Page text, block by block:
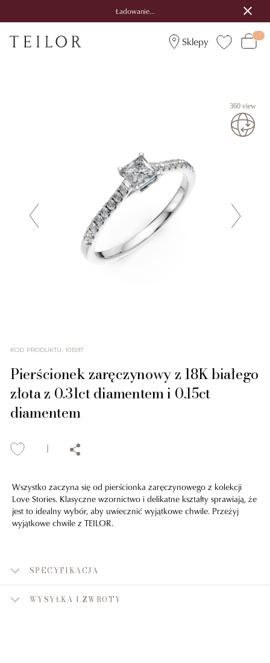
Ładowanie...
Sklepy
360 view
KOD PRODUKTU: 101597
Pierścionek zaręczynowy z 18K białego
złota z 0.31ct diamentem i 0.15ct
diamentem
Wszystko zaczyna się od pierścionka zaręczynowego z kolekcji
Love Stories. Klasyczne wzornictwo i delikatne kształty sprawiają, że
jest to idealny wybór, aby uwiecznić wyjątkowe chwile. Przeżyj
wyjątkowe chwile z TEILOR.
SPECYFIKACJA
WYSYŁKA I ZWROTY